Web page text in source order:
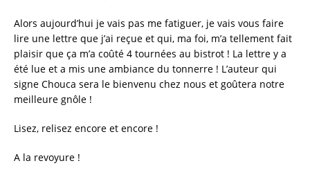
Alors aujourd’hui je vais pas me fatiguer, je vais vous faire
lire une lettre que j’ai reçue et qui, ma foi, m’a tellement fait
plaisir que ça m’a coûté 4 tournées au bistrot ! La lettre y a
été lue et a mis une ambiance du tonnerre ! L’auteur qui
signe Chouca sera le bienvenu chez nous et goûtera notre
meilleure gnôle !
Lisez, relisez encore et encore !
A la revoyure !